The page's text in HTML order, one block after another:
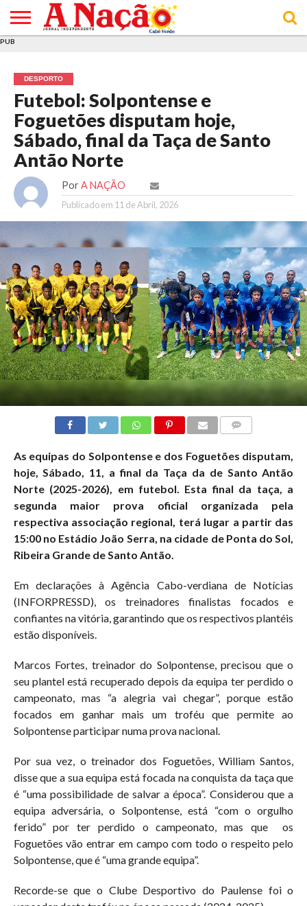
E DE
COOKIES
DE
UTILIZAÇÃO
PUB
DESPORTO
Futebol: Solpontense e
Foguetões disputam hoje,
Sábado, final da Taça de Santo
Antão Norte
Por A NAÇÃO
Publicado em 11 de Abril, 2026
As equipas do Solpontense e dos Foguetões disputam,
hoje, Sábado, 11, a final da Taça da de Santo Antão
Norte (2025-2026), em futebol. Esta final da taça, a
segunda maior prova oficial organizada pela
respectiva associação regional, terá lugar a partir das
15:00 no Estádio João Serra, na cidade de Ponta do Sol,
Ribeira Grande de Santo Antão.
Em declarações à Agência Cabo-verdiana de Notícias
(INFORPRESSD), os treinadores finalistas focados e
confiantes na vitória, garantindo que os respectivos plantéis
estão disponíveis.
Marcos Fortes, treinador do Solpontense, precisou que o
seu plantel está recuperado depois da equipa ter perdido o
campeonato, mas “a alegria vai chegar”, porque estão
focados em ganhar mais um troféu que permite ao
Solpontense participar numa prova nacional.
Por sua vez, o treinador dos Foguetões, William Santos,
disse que a sua equipa está focada na conquista da taça que
é “uma possibilidade de salvar a época”. Considerou que a
equipa adversária, o Solpontense, está “com o orgulho
ferido” por ter perdido o campeonato, mas que os
Foguetões vão entrar em campo com todo o respeito pelo
Solpontense, que é “uma grande equipa”.
Recorde-se que o Clube Desportivo do Paulense foi o